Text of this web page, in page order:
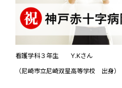
看護学科３年生 Y.Kさん
（尼崎市立尼崎双星高等学校 出身）